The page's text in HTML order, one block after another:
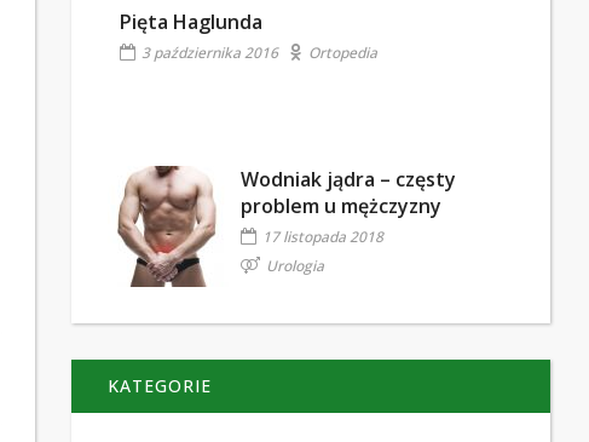
Pięta Haglunda
3 października 2016 Ortopedia
Wodniak jądra – częsty
problem u mężczyzny
17 listopada 2018
Urologia
KATEGORIE